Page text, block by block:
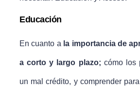
Educación
En cuanto a la importancia de
a corto y largo plazo; cómo los
un mal crédito, y comprender